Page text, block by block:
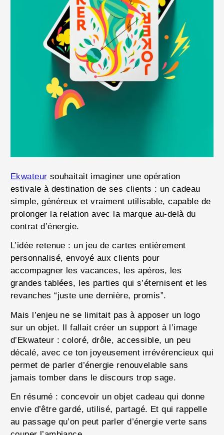
Ekwateur souhaitait imaginer une opération
estivale à destination de ses clients : un cadeau
simple, généreux et vraiment utilisable, capable de
prolonger la relation avec la marque au-delà du
contrat d’énergie.
L’idée retenue : un jeu de cartes entièrement
personnalisé, envoyé aux clients pour
accompagner les vacances, les apéros, les
grandes tablées, les parties qui s’éternisent et les
revanches “juste une dernière, promis”.
Mais l’enjeu ne se limitait pas à apposer un logo
sur un objet. Il fallait créer un support à l’image
d’Ekwateur : coloré, drôle, accessible, un peu
décalé, avec ce ton joyeusement irrévérencieux qui
permet de parler d’énergie renouvelable sans
jamais tomber dans le discours trop sage.
En résumé : concevoir un objet cadeau qui donne
envie d’être gardé, utilisé, partagé. Et qui rappelle
au passage qu’on peut parler d’énergie verte sans